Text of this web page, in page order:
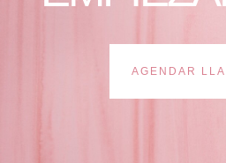
AGENDAR